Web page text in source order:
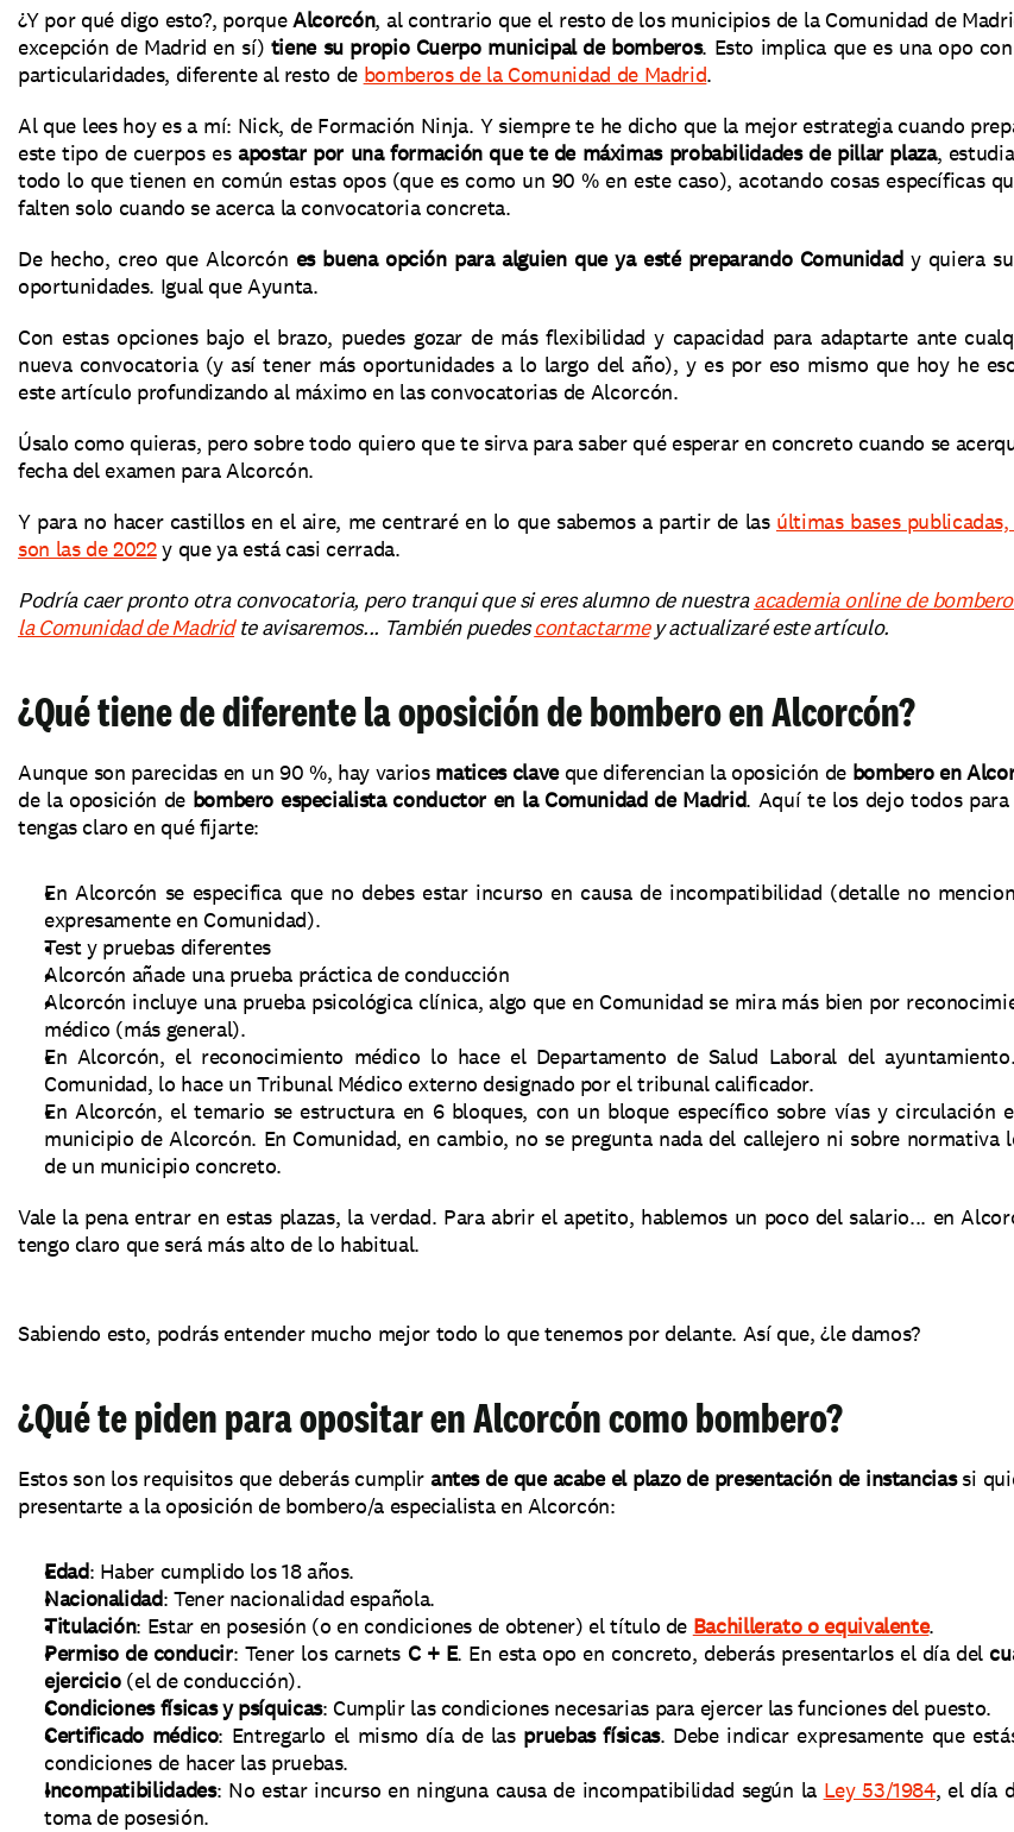
¿Y por qué digo esto?, porque Alcorcón, al contrario que el resto de los municipios de la Comunidad de
excepción de Madrid en sí) tiene su propio Cuerpo municipal de bomberos. Esto implica que es una opo
particularidades, diferente al resto de bomberos de la Comunidad de Madrid.
Al que lees hoy es a mí: Nick, de Formación Ninja. Y siempre te he dicho que la mejor estrategia cuando
este tipo de cuerpos es apostar por una formación que te de máximas probabilidades de pillar plaza,
todo lo que tienen en común estas opos (que es como un 90 % en este caso), acotando cosas específicas
falten solo cuando se acerca la convocatoria concreta.
De hecho, creo que Alcorcón es buena opción para alguien que ya esté preparando Comunidad y quiera
oportunidades. Igual que Ayunta.
Con estas opciones bajo el brazo, puedes gozar de más flexibilidad y capacidad para adaptarte ante
nueva convocatoria (y así tener más oportunidades a lo largo del año), y es por eso mismo que hoy he
este artículo profundizando al máximo en las convocatorias de Alcorcón.
Úsalo como quieras, pero sobre todo quiero que te sirva para saber qué esperar en concreto cuando se
fecha del examen para Alcorcón.
Y para no hacer castillos en el aire, me centraré en lo que sabemos a partir de las últimas bases
son las de 2022 y que ya está casi cerrada.
Podría caer pronto otra convocatoria, pero tranqui que si eres alumno de nuestra academia online de
la Comunidad de Madrid te avisaremos... También puedes contactarme y actualizaré este artículo.
¿Qué tiene de diferente la oposición de bombero en Alcorcón?
Aunque son parecidas en un 90 %, hay varios matices clave que diferencian la oposición de bombero en
de la oposición de bombero especialista conductor en la Comunidad de Madrid. Aquí te los dejo todos para
tengas claro en qué fijarte:
En Alcorcón se especifica que no debes estar incurso en causa de incompatibilidad (detalle no
expresamente en Comunidad).
Test y pruebas diferentes
Alcorcón añade una prueba práctica de conducción
Alcorcón incluye una prueba psicológica clínica, algo que en Comunidad se mira más bien por
médico (más general).
En Alcorcón, el reconocimiento médico lo hace el Departamento de Salud Laboral del
Comunidad, lo hace un Tribunal Médico externo designado por el tribunal calificador.
En Alcorcón, el temario se estructura en 6 bloques, con un bloque específico sobre vías y circulación
municipio de Alcorcón. En Comunidad, en cambio, no se pregunta nada del callejero ni sobre normativa
de un municipio concreto.
Vale la pena entrar en estas plazas, la verdad. Para abrir el apetito, hablemos un poco del salario... en
tengo claro que será más alto de lo habitual.
Sabiendo esto, podrás entender mucho mejor todo lo que tenemos por delante. Así que, ¿le damos?
¿Qué te piden para opositar en Alcorcón como bombero?
Estos son los requisitos que deberás cumplir antes de que acabe el plazo de presentación de instancias si
presentarte a la oposición de bombero/a especialista en Alcorcón:
Edad: Haber cumplido los 18 años.
Nacionalidad: Tener nacionalidad española.
Titulación: Estar en posesión (o en condiciones de obtener) el título de Bachillerato o equivalente.
Permiso de conducir: Tener los carnets C + E. En esta opo en concreto, deberás presentarlos el día del
ejercicio (el de conducción).
Condiciones físicas y psíquicas: Cumplir las condiciones necesarias para ejercer las funciones del puesto.
Certificado médico: Entregarlo el mismo día de las pruebas físicas. Debe indicar expresamente que
condiciones de hacer las pruebas.
Incompatibilidades: No estar incurso en ninguna causa de incompatibilidad según la Ley 53/1984, el día
toma de posesión.